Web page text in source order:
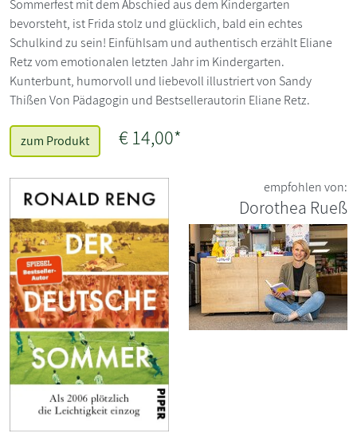
Sommerfest mit dem Abschied aus dem Kindergarten
bevorsteht, ist Frida stolz und glücklich, bald ein echtes
Schulkind zu sein! Einfühlsam und authentisch erzählt Eliane
Retz vom emotionalen letzten Jahr im Kindergarten.
Kunterbunt, humorvoll und liebevoll illustriert von Sandy
Thißen Von Pädagogin und Bestsellerautorin Eliane Retz.
zum Produkt € 14,00*
empfohlen von:
Dorothea Rueß